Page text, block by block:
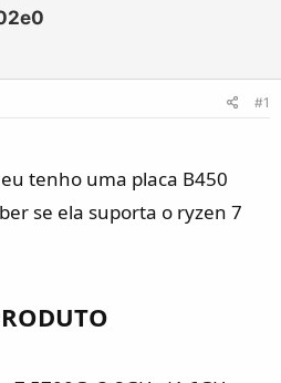
#1
tenho uma placa B450
se ela suporta o ryzen 7